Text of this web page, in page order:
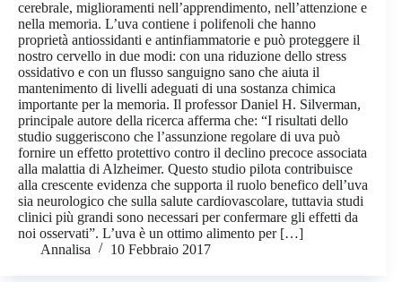
cerebrale, miglioramenti nell’apprendimento, nell’attenzione e
nella memoria. L’uva contiene i polifenoli che hanno
proprietà antiossidanti e antinfiammatorie e può proteggere il
nostro cervello in due modi: con una riduzione dello stress
ossidativo e con un flusso sanguigno sano che aiuta il
mantenimento di livelli adeguati di una sostanza chimica
importante per la memoria. Il professor Daniel H. Silverman,
principale autore della ricerca afferma che: “I risultati dello
studio suggeriscono che l’assunzione regolare di uva può
fornire un effetto protettivo contro il declino precoce associata
alla malattia di Alzheimer. Questo studio pilota contribuisce
alla crescente evidenza che supporta il ruolo benefico dell’uva
sia neurologico che sulla salute cardiovascolare, tuttavia studi
clinici più grandi sono necessari per confermare gli effetti da
noi osservati”. L’uva è un ottimo alimento per […]
Annalisa
10 Febbraio 2017